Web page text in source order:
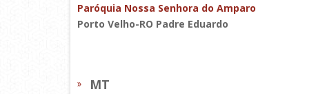
Paróquia Nossa Senhora do Amparo
Porto Velho-RO Padre Eduardo
MT